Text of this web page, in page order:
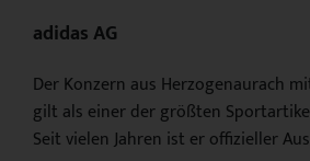
adidas AG
Der Konzern aus Herzogenaurach
gilt als einer der größten
Seit vielen Jahren ist er offizieller